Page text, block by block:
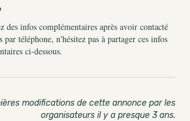
des infos complémentaires après avoir contacté
par téléphone, n'hésitez pas à partager ces infos
ci-dessous.
modifications de cette annonce par les
organisateurs il y a presque 3 ans.